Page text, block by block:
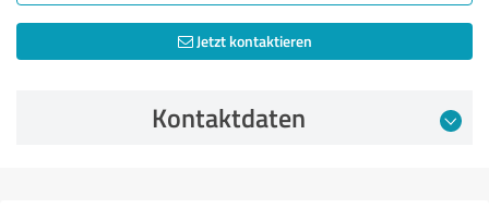
Jetzt kontaktieren
Kontaktdaten